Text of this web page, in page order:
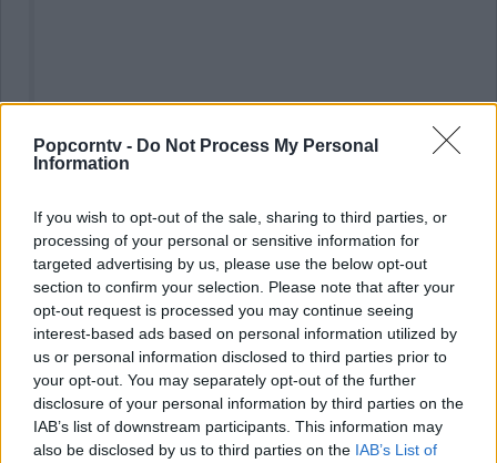
Popcorntv - Do Not Process My Personal
Information
If you wish to opt-out of the sale, sharing to third parties, or
processing of your personal or sensitive information for
targeted advertising by us, please use the below opt-out
section to confirm your selection. Please note that after your
opt-out request is processed you may continue seeing
interest-based ads based on personal information utilized by
us or personal information disclosed to third parties prior to
your opt-out. You may separately opt-out of the further
disclosure of your personal information by third parties on the
IAB’s list of downstream participants. This information may
also be disclosed by us to third parties on the IAB’s List of
Call of Duty, Stefano Sollima: "Chris
Pine può esprimere sfumature tanto
differenti"